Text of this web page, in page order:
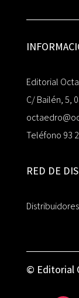
Editorial
C/ Bailén, 5,
Teléfono 93
RED DE
© Editorial